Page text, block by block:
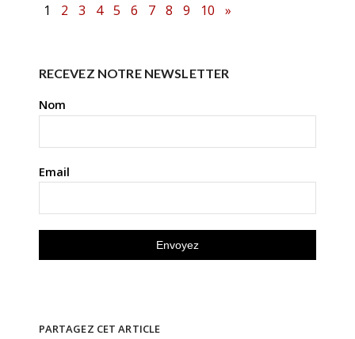
1
2 3 4 5 6 7 8 9 10 »
RECEVEZ NOTRE NEWSLETTER
Nom
Email
PARTAGEZ CET ARTICLE